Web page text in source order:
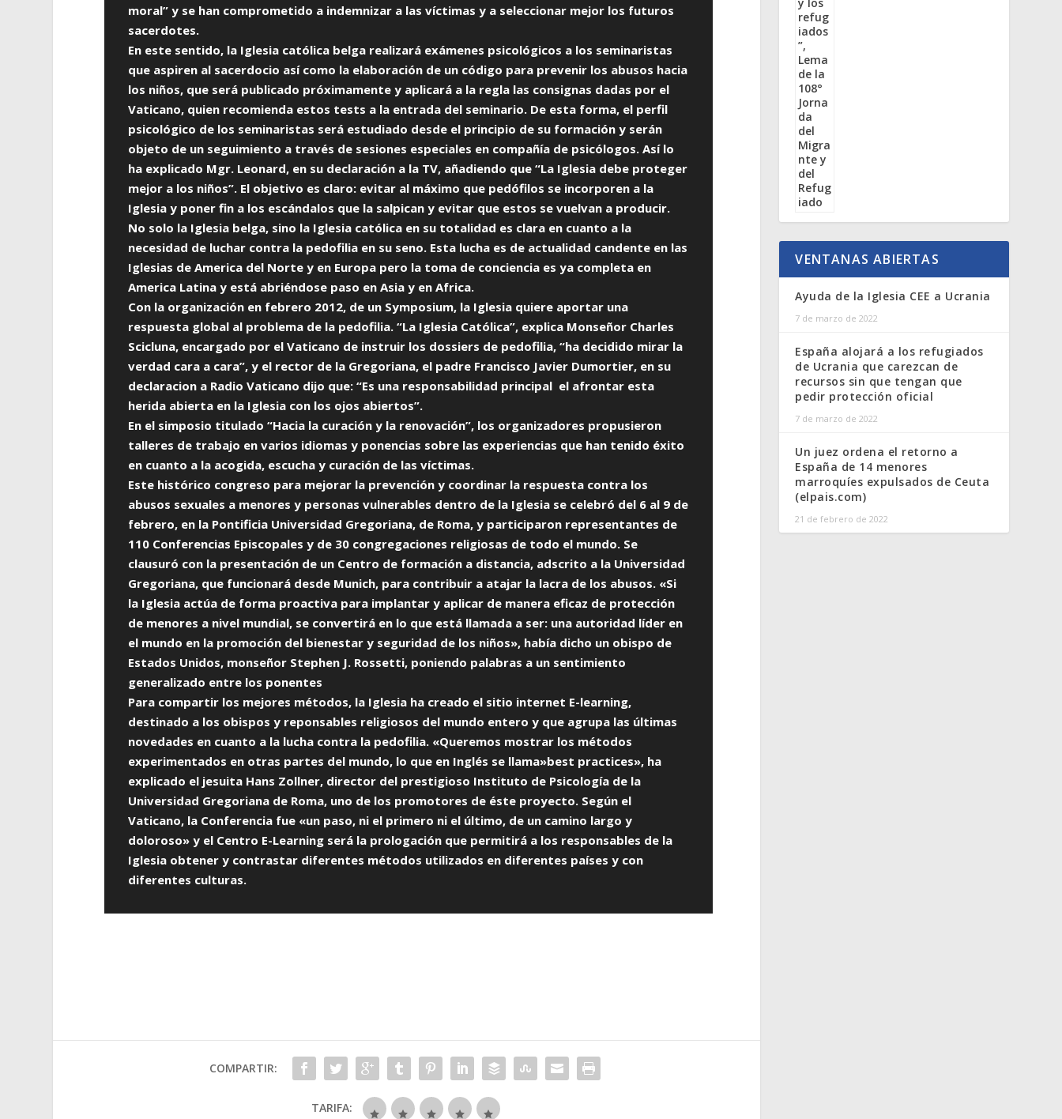
moral” y se han comprometido a indemnizar a las víctimas y a seleccionar mejor los futuros
sacerdotes.
En este sentido, la Iglesia católica belga realizará exámenes psicológicos a los seminaristas
que aspiren al sacerdocio así como la elaboración de un código para prevenir los abusos hacia
los niños, que será publicado próximamente y aplicará a la regla las consignas dadas por el
Vaticano, quien recomienda estos tests a la entrada del seminario. De esta forma, el perfil
psicológico de los seminaristas será estudiado desde el principio de su formación y serán
objeto de un seguimiento a través de sesiones especiales en compañía de psicólogos. Así lo
ha explicado Mgr. Leonard, en su declaración a la TV, añadiendo que “La Iglesia debe proteger
mejor a los niños”. El objetivo es claro: evitar al máximo que pedófilos se incorporen a la
Iglesia y poner fin a los escándalos que la salpican y evitar que estos se vuelvan a producir.
No solo la Iglesia belga, sino la Iglesia católica en su totalidad es clara en cuanto a la
necesidad de luchar contra la pedofilia en su seno. Esta lucha es de actualidad candente en las
Iglesias de America del Norte y en Europa pero la toma de conciencia es ya completa en
America Latina y está abriéndose paso en Asia y en Africa.
Con la organización en febrero 2012, de un Symposium, la Iglesia quiere aportar una
respuesta global al problema de la pedofilia. “La Iglesia Católica”, explica Monseñor Charles
Scicluna, encargado por el Vaticano de instruir los dossiers de pedofilia, “ha decidido mirar la
verdad cara a cara”, y el rector de la Gregoriana, el padre Francisco Javier Dumortier, en su
declaracion a Radio Vaticano dijo que: “Es una responsabilidad principal el afrontar esta
herida abierta en la Iglesia con los ojos abiertos”.
En el simposio titulado “Hacia la curación y la renovación”, los organizadores propusieron
talleres de trabajo en varios idiomas y ponencias sobre las experiencias que han tenido éxito
en cuanto a la acogida, escucha y curación de las víctimas.
Este histórico congreso para mejorar la prevención y coordinar la respuesta contra los
abusos sexuales a menores y personas vulnerables dentro de la Iglesia se celebró del 6 al 9 de
febrero, en la Pontificia Universidad Gregoriana, de Roma, y participaron representantes de
110 Conferencias Episcopales y de 30 congregaciones religiosas de todo el mundo. Se
clausuró con la presentación de un Centro de formación a distancia, adscrito a la Universidad
Gregoriana, que funcionará desde Munich, para contribuir a atajar la lacra de los abusos. «Si
la Iglesia actúa de forma proactiva para implantar y aplicar de manera eficaz de protección
de menores a nivel mundial, se convertirá en lo que está llamada a ser: una autoridad líder en
el mundo en la promoción del bienestar y seguridad de los niños», había dicho un obispo de
Estados Unidos, monseñor Stephen J. Rossetti, poniendo palabras a un sentimiento
generalizado entre los ponentes
Para compartir los mejores métodos, la Iglesia ha creado el sitio internet E-learning,
destinado a los obispos y reponsables religiosos del mundo entero y que agrupa las últimas
novedades en cuanto a la lucha contra la pedofilia. «Queremos mostrar los métodos
experimentados en otras partes del mundo, lo que en Inglés se llama»best practices», ha
explicado el jesuita Hans Zollner, director del prestigioso Instituto de Psicología de la
Universidad Gregoriana de Roma, uno de los promotores de éste proyecto. Según el
Vaticano, la Conferencia fue «un paso, ni el primero ni el último, de un camino largo y
doloroso» y el Centro E-Learning será la prologación que permitirá a los responsables de la
Iglesia obtener y contrastar diferentes métodos utilizados en diferentes países y con
diferentes culturas.
COMPARTIR:
TARIFA:
VENTANAS ABIERTAS
Ayuda de la Iglesia CEE a Ucrania
7 de marzo de 2022
España alojará a los refugiados
de Ucrania que carezcan de
recursos sin que tengan que
pedir protección oficial
7 de marzo de 2022
Un juez ordena el retorno a
España de 14 menores
marroquíes expulsados de Ceuta
(elpais.com)
21 de febrero de 2022